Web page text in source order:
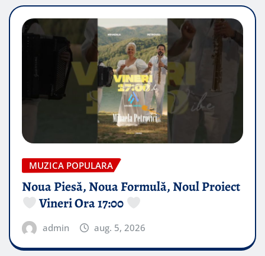
MUZICA POPULARA
Noua Piesă, Noua Formulă, Noul Proiect
Vineri Ora 17:00
admin aug. 5, 2026